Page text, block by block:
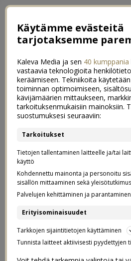
←Mitä kotitöitä voi antaa
Terveelliset granolapatukat
Teen parhaani
vaihtoehtoja
24.08.2019
Luin mielenkiintoisen artikkelin
käsitteli varasuunnitelmia ja
puhuttiin esimerkiksi
tutkimuksesta, jossa
Käytämme evästeitä
tarjotaksemme
Kaleva Media ja sen 40 kumppania
vastaavia teknologioita
keräämiseen. Tekniikoita
toiminnan optimoimiseen,
kävijämäärien mittaukseen,
tarkoituksenmukaisiin mainoksiin.
suostumuksesi seuraaviin:
Tarkoitukset
Tietojen tallentaminen laitteelle ja/tai
käyttö
Kohdennettu mainonta ja personoitu
sisällön mittaaminen sekä yleisötutkimus
Palvelujen kehittäminen ja parantaminen
Erityisominaisuudet
Tarkkojen sijaintitietojen käyttäminen
Tunnista laitteet aktiivisesti pyydettyjen